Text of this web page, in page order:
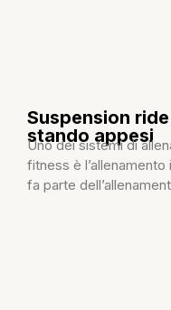
Suspension
stando appesi
Uno dei sistemi di
fitness è
fa parte